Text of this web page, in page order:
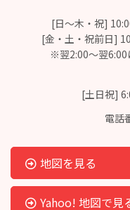
[日～木・祝]
[金・土・祝前日]
※翌2:00～翌6:00
[土日祝]
電話
地図を見る
Yahoo! 地図で見